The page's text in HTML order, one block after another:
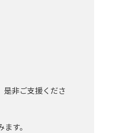
非ご支援くださ
す。